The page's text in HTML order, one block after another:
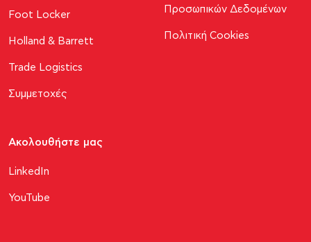
Foot Locker
Holland & Barrett
Trade Logistics
Συμμετοχές
Προσωπικών Δεδομένων
Πολιτική Cookies
Ακολουθήστε μας​
LinkedIn
YouTube